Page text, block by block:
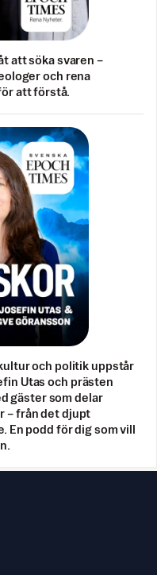
att söka svaren –
och rena
att förstå.
och politik uppstår
Utas och prästen
gäster som delar
– från det djupt
podd för dig som vill